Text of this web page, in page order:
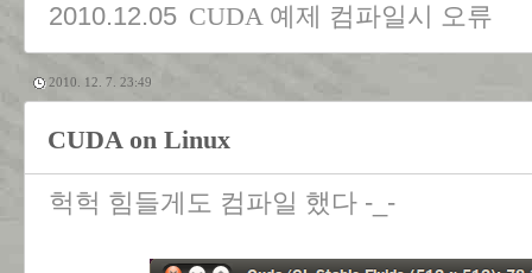
2010.12.05 CUDA 예제 컴파일시 오류
2010. 12. 7. 23:49
CUDA on Linux
헉헉 힘들게도 컴파일 했다 -_-